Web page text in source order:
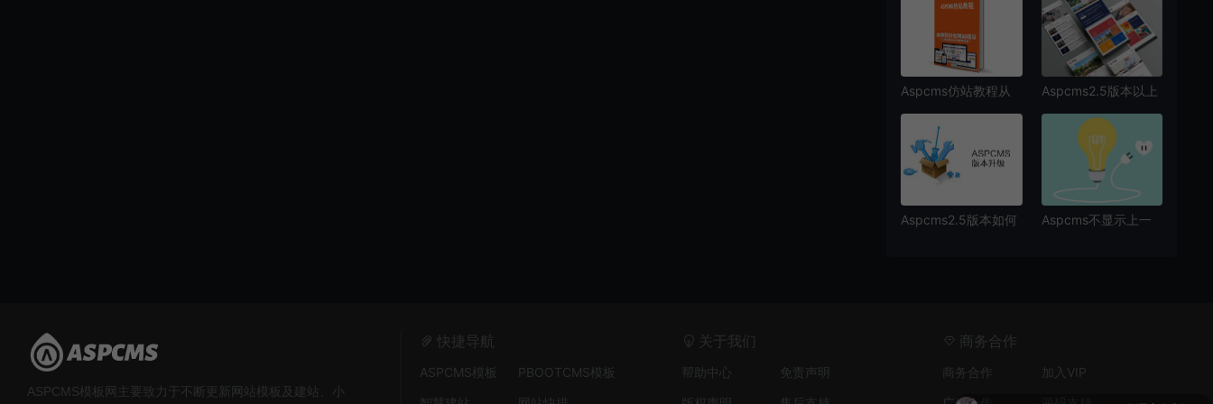
Aspcms仿站教程从
Aspcms2.5版本以上
Aspcms2.5版本如何
Aspcms不显示上一
ASPCMS模板网主要致力于不断更新网站模板及建站、小
快捷导航
ASPCMS模板
PBOOTCMS模板
关于我们
帮助中心
免责声明
商务合作
商务合作
加入VIP
￥38.00 购买了